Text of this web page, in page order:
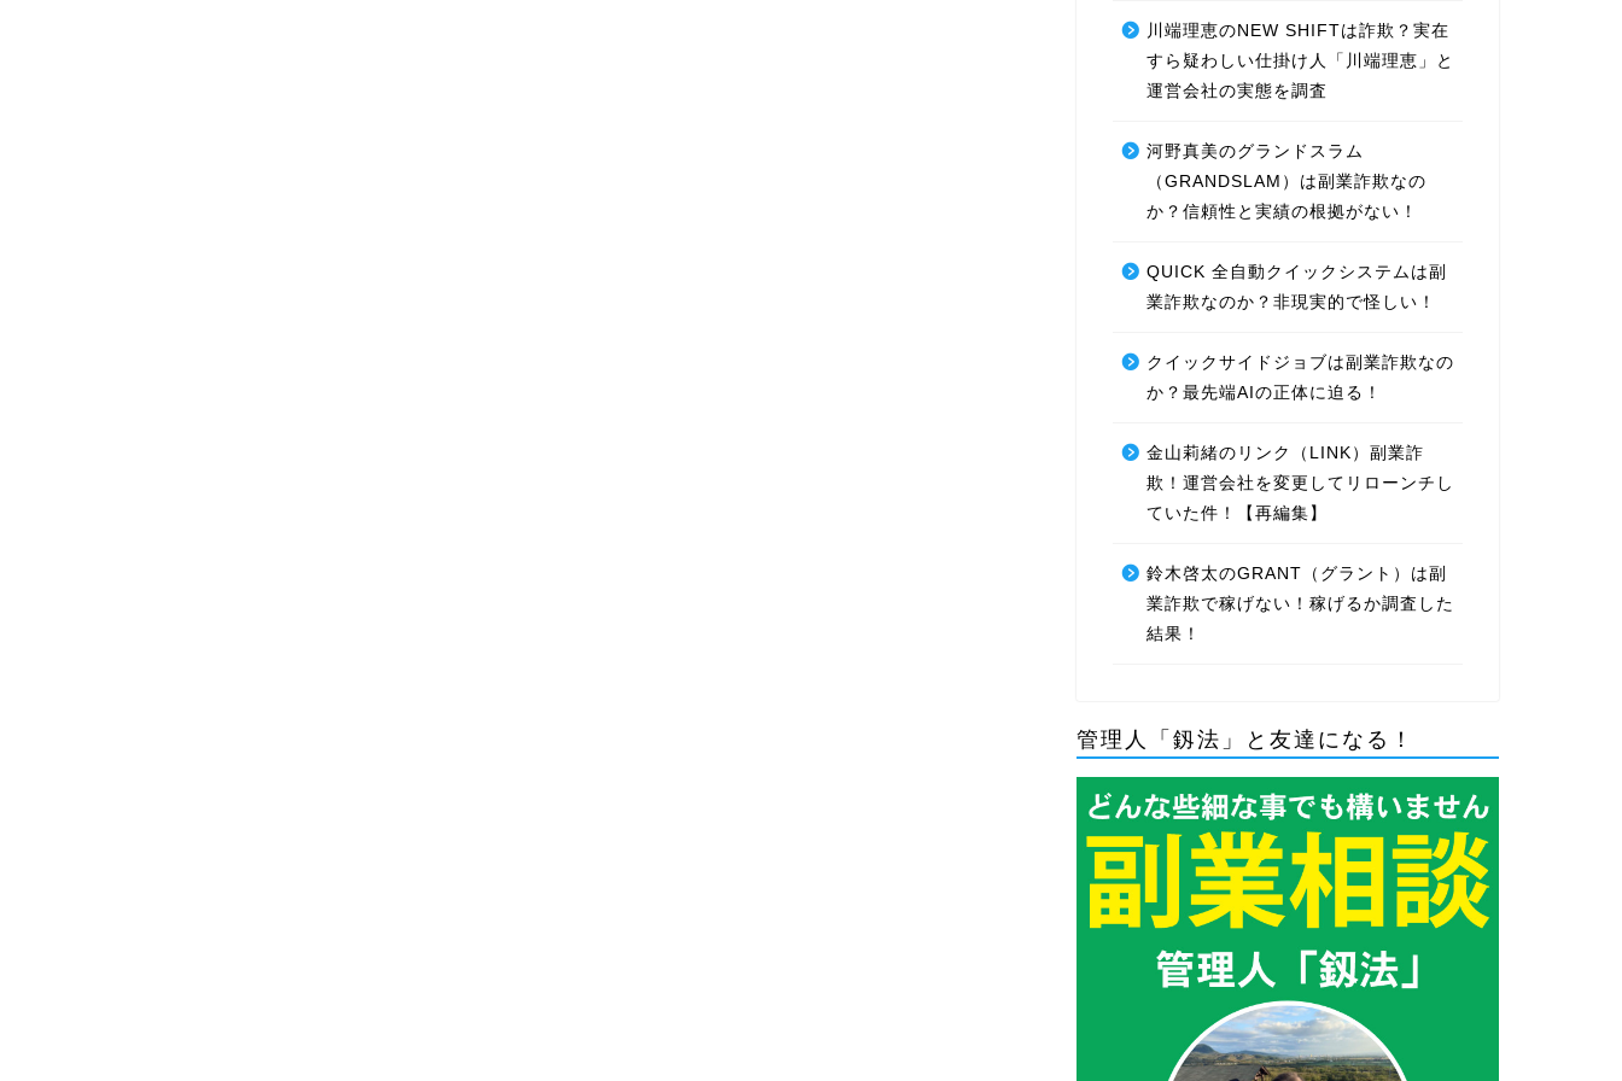
川端理恵のNEW SHIFTは詐欺？実在
すら疑わしい仕掛け人「川端理恵」と
運営会社の実態を調査
河野真美のグランドスラム
（GRANDSLAM）は副業詐欺なの
か？信頼性と実績の根拠がない！
QUICK 全自動クイックシステムは副
業詐欺なのか？非現実的で怪しい！
クイックサイドジョブは副業詐欺なの
か？最先端AIの正体に迫る！
金山莉緒のリンク（LINK）副業詐
欺！運営会社を変更してリローンチし
ていた件！【再編集】
鈴木啓太のGRANT（グラント）は副
業詐欺で稼げない！稼げるか調査した
結果！
管理人「釼法」と友達になる！